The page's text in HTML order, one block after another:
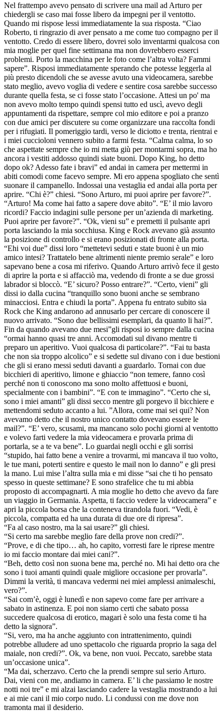
Nel frattempo avevo pensato di scrivere una mail ad Arturo per
chiedergli se caso mai fosse libero da impegni per il ventotto.
Quando mi rispose lessi immediatamente la sua risposta. “Ciao
Roberto, ti ringrazio di aver pensato a me come tuo compagno per il
ventotto. Credo di essere libero, dovrei solo inventarmi qualcosa con
mia moglie per quel fine settimana ma non dovrebbero esserci
problemi. Porto la macchina per le foto come l’altra volta? Fammi
sapere”. Risposi immediatamente sperando che potesse leggerla al
più presto dicendoli che se avesse avuto una videocamera, sarebbe
stato meglio, avevo voglia di vedere e sentire cosa sarebbe successo
durante quella festa, se ci fosse stato l’occasione. Attesi un po' ma
non avevo molto tempo quindi spensi tutto ed uscì, avevo degli
appuntamenti da rispettare, sempre col mio editore e poi a pranzo
con due amici per discutere su come organizzare una raccolta fondi
per i rifugiati. Il pomeriggio tardi, verso le diciotto e trenta, rientrai e
i miei cuccioloni vennero subito a farmi festa. “Calma calma, lo so
che aspettate sempre che io mi metta giù per montarmi sopra, ma ho
ancora i vestiti addosso quindi siate buoni. Dopo King, ho detto
dopo ok? Adesso fate i bravi” ed andai in camera per mettermi in
abiti comodi come facevo sempre. Mi ero appena spogliato che sentì
suonare il campanello. Indossai una vestaglia ed andai alla porta per
aprire. “Chi è?” chiesi. “Sono Arturo, mi puoi aprire per favore?”.
“Arturo! Ma come hai fatto a sapere dove abito”. “E’ il mio lavoro
ricordi? Faccio indagini sulle persone per un’azienda di marketing.
Puoi aprire per favore?”. “Ok, vieni su” e premetti il pulsante apri
porta lasciando la mia socchiusa. King e Rock avevano già assunto
la posizione di controllo e si erano posizionati di fronte alla porta.
“Ehi voi due” dissi loro “mettetevi seduti e state buoni è un mio
amico intesi? Trattatelo bene altrimenti niente premio serale” e loro
sapevano bene a cosa mi riferivo. Quando Arturo arrivò fece il gesto
di aprire la porta e si affacciò ma, vedendo di fronte a se due grossi
labrador si bloccò. “E’ sicuro? Posso entrare?”. “Certo, vieni” gli
dissi io dalla cucina “tranquillo sono buoni anche se sembrano
minacciosi. Entra e chiudi la porta”. Appena fu entrato subito sia
Rock che King andarono ad annusarlo per cercare di conoscere il
nuovo arrivato. “Sono due bellissimi esemplari, da quanto li hai?”.
Fin da quando avevano due mesi”gli risposi io sempre dalla cucina
“ormai hanno quasi tre anni. Accomodati sul divano mentre ti
preparo un aperitivo. Vuoi qualcosa di particolare?”. “Fai tu basta
che non sia troppo alcolico” e si sedette sul divano con i due bestioni
che gli si erano messi seduti davanti a guardarlo. Tornai con due
bicchieri di aperitivo, limone e ghiaccio “non temere, fanno così
perché non ti conoscono ma sono molto affettuosi e buoni,
specialmente con i bambini”. “E con te immagino”. “Certo che si,
sono i miei amanti” gli dissi secco mentre gli porgevo il bicchiere e
mettendomi seduto accanto a lui. ”Allora, come mai sei qui? Non
avevamo detto che il nostro unico contatto dovevano essere le
mail?”. “E’ vero, scusami, ma mancano solo pochi giorni al ventotto
e volevo farti vedere la mia videocamera e provarla prima di
portarla, se a te va bene”. Lo guardai negli occhi e gli sorrisi
“stupido, hai fatto bene a venire a trovarmi, mi mancava il tuo volto,
le tue mani, poterti sentire e questo le mail non lo danno” e gli presi
la mano. Lui mise l’altra sulla mia e mi disse “sai che ti ho pensato
spesso in queste settimane? E sono strafelice che tu mi abbia
proposto di accompagnarti. A mia moglie ho detto che avevo da fare
un viaggio in Germania. Aspetta, ti faccio vedere la videocamera” e
apri la piccola borsa che la conteneva tirandola fuori. “Vedi, è
piccola, compatta ed ha una durata di due ore di ripresa”.
“Fa al caso nostro, ma la sai usare?” gli chiesi.
“Si certo ma sarebbe meglio fare della prove non credi?”.
“Prove, e di che tipo… ah, ho capito, vorresti fare le riprese mentre
io mi faccio montare dai miei cani?”.
“Beh, detto così non suona bene ma, perché no. Mi hai detto ora che
sono i tuoi amanti quindi quale migliore occasione per provarla”.
Dimmi la verità, ti mancava vedermi nei miei amplessi animaleschi,
vero?”.
“Sai com’è, oggi è lunedì e non sapevo come fare per arrivare a
sabato in astinenza. E poi non siamo certi che sabato possa
succedere qualcosa di erotico, magari è solo una festa come ti ha
detto la signora”.
“Si, vero, ma ha anche aggiunto con intrattenimento, quindi
potrebbe alludere ad uno spettacolo che riguarda proprio la saga del
maiale, non credi?”. Ok, va bene, non vuoi. Peccato, sarebbe stata
un’occasione unica”.
“Ma dai, scherzavo. Certo che la prendi sempre sul serio Arturo.
Dai, vieni con me, andiamo in camera. E’ li che passiamo le nostre
notti noi tre” e mi alzai lasciando cadere la vestaglia mostrando a lui
e ai mie cani il mio corpo nudo. Li condussi con me dove non
tramonta mai il desiderio.